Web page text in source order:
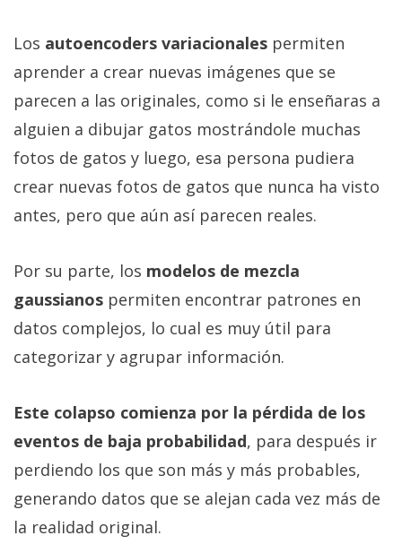
Los autoencoders variacionales permiten
aprender a crear nuevas imágenes que se
parecen a las originales, como si le enseñaras a
alguien a dibujar gatos mostrándole muchas
fotos de gatos y luego, esa persona pudiera
crear nuevas fotos de gatos que nunca ha visto
antes, pero que aún así parecen reales.
Por su parte, los modelos de mezcla
gaussianos permiten encontrar patrones en
datos complejos, lo cual es muy útil para
categorizar y agrupar información.
Este colapso comienza por la pérdida de los
eventos de baja probabilidad, para después ir
perdiendo los que son más y más probables,
generando datos que se alejan cada vez más de
la realidad original.